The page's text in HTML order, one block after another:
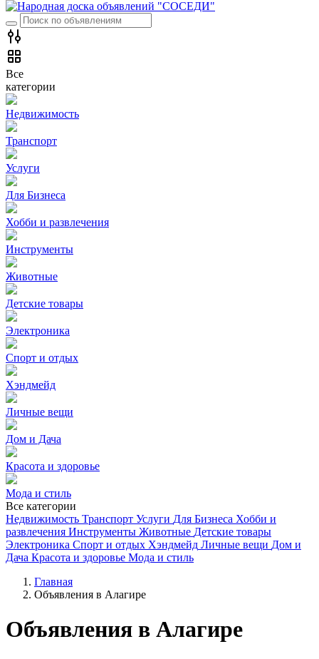
Все
категории
Недвижимость
Транспорт
Услуги
Для Бизнеса
Хобби и развлечения
Инструменты
Животные
Детские товары
Электроника
Спорт и отдых
Хэндмейд
Личные вещи
Дом и Дача
Красота и здоровье
Мода и стиль
Все категории
Недвижимость Транспорт Услуги Для Бизнеса Хобби и
развлечения Инструменты Животные Детские товары
Электроника Спорт и отдых Хэндмейд Личные вещи Дом и
Дача Красота и здоровье Мода и стиль
Главная
Объявления в Алагире
Объявления в Алагире